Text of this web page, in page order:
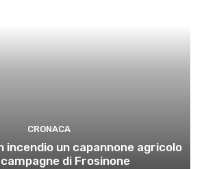
CRONACA
incendio un capannone agricolo
di Frosinone